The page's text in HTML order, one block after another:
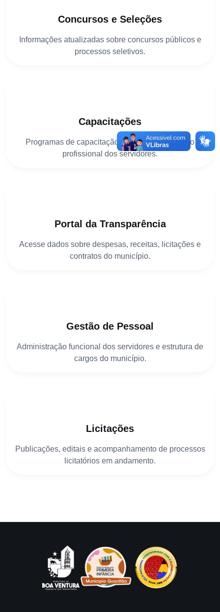
Concursos e Seleções
Informações atualizadas sobre concursos públicos e
processos seletivos.
Capacitações
Programas de capacitação técnica e valorização
profissional dos servidores.
Portal da Transparência
Acesse dados sobre despesas, receitas, licitações e
contratos do município.
Gestão de Pessoal
Administração funcional dos servidores e estrutura de
cargos do município.
Licitações
Publicações, editais e acompanhamento de processos
licitatórios em andamento.